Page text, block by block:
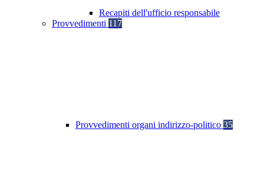
Recapiti dell'ufficio responsabile
Provvedimenti 117
Provvedimenti organi indirizzo-politico 35